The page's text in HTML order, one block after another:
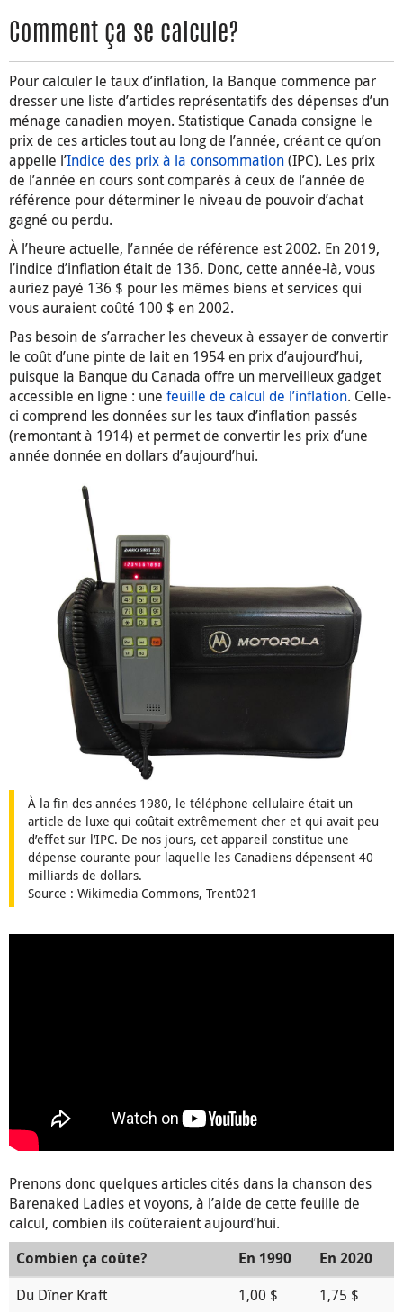
Comment ça se calcule?
Pour calculer le taux d’inflation, la Banque commence par
dresser une liste d’articles représentatifs des dépenses d’un
ménage canadien moyen. Statistique Canada consigne le
prix de ces articles tout au long de l’année, créant ce qu’on
appelle l’Indice des prix à la consommation(IPC). Les prix
de l’année en cours sont comparés à ceux de l’année de
référence pour déterminer le niveau de pouvoir d’achat
gagné ou perdu.
À l’heure actuelle, l’année de référence est 2002. En 2019,
l’indice d’inflation était de 136. Donc, cette année-là, vous
auriez payé 136 $ pour les mêmes biens et services qui
vous auraient coûté 100 $ en 2002.
Pas besoin de s’arracher les cheveux à essayer de convertir
le coût d’une pinte de lait en 1954 en prix d’aujourd’hui,
puisque la Banque du Canada offre un merveilleux gadget
accessible en ligne : une feuille de calcul de l’inflation. Celle-
ci comprend les données sur les taux d’inflation passés
(remontant à 1914) et permet de convertir les prix d’une
année donnée en dollars d’aujourd’hui.
À la fin des années 1980, le téléphone cellulaire était un
article de luxe qui coûtait extrêmement cher et qui avait peu
d’effet sur l’IPC. De nos jours, cet appareil constitue une
dépense courante pour laquelle les Canadiens dépensent 40
milliards de dollars.
Source : Wikimedia Commons, Trent021
Prenons donc quelques articles cités dans la chanson des
Barenaked Ladies et voyons, à l’aide de cette feuille de
calcul, combien ils coûteraient aujourd’hui.
Combien ça coûte? En 1990 En 2020
Du Dîner Kraft 1,00 $
1,75 $